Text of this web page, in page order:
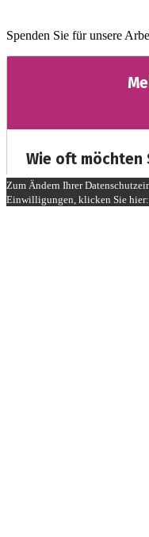
Spenden Sie für unsere
Zum Ändern Ihrer
Einwilligungen, klicken Sie hier: